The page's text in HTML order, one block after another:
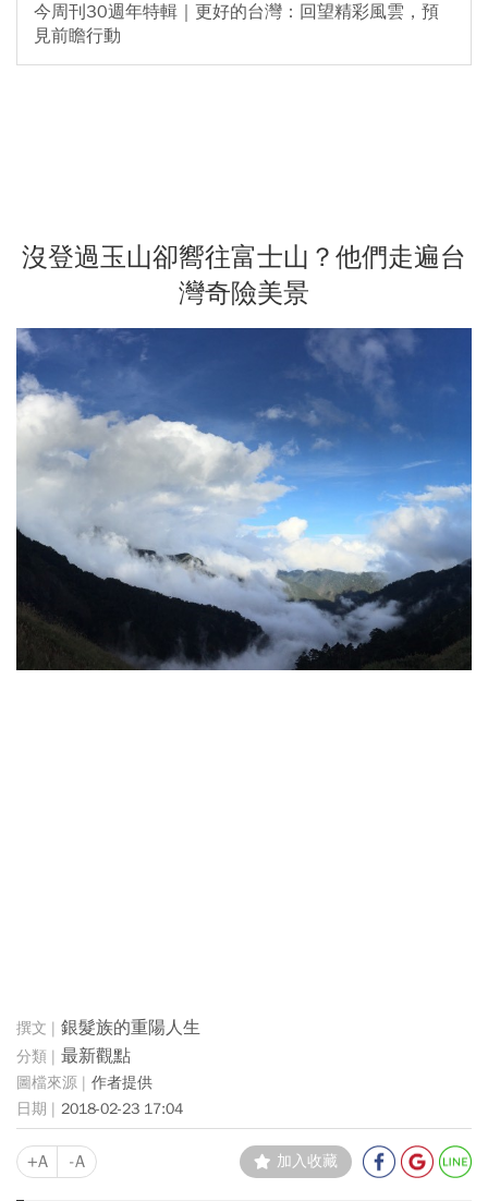
今周刊30週年特輯｜更好的台灣：回望精彩風雲，預
見前瞻行動
沒登過玉山卻嚮往富士山？他們走遍台
灣奇險美景
銀髮族的重陽人生
最新觀點
作者提供
2018-02-23 17:04
+A -A 加入收藏